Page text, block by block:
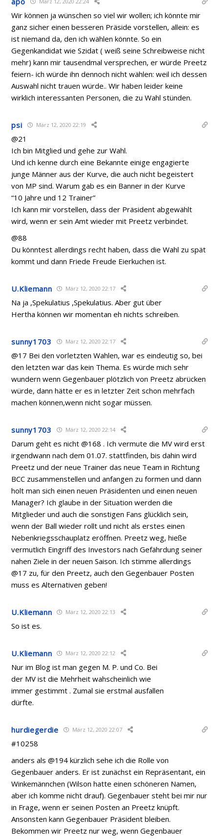
Wir können ja wünschen so viel wir wollen; ich könnte mir
ganz sicher einen besseren Präside vorstellen, allein: es
ist niemand da, den ich wählen könnte. So ein
Gegenkandidat wie Szidat ( weiß seine Schreibweise nicht
mehr) kann mir tausendmal versprechen, er würde Preetz
feiern- ich würde ihn dennoch nicht wählen: weil ich dessen
Auswahl nicht trauen würde.. Wir haben leider keine
wirklich interessanten Personen, die zu Wahl stünden.
psi März 12, 2020 22:19
@21
Ich bin Mitglied und gehe zur Wahl.
Und ich kenne durch eine Bekannte einige engagierte
junge Männer aus der Kurve, die auch nicht begeistert
von MP sind. Warum gab es ein Banner in der Kurve
“10 Jahre und 12 Trainer”
Ich kann mir vorstellen, dass der Präsident abgewählt
wird, wenn er sein Amt wieder mit Preetz verbindet.
@88
Du könntest allerdings recht haben, dass die Wahl zu spät
kommt und dann Friede Freude Eierkuchen ist.
U.Kliemann März 12, 2020 22:17
Na ja ,Spekulatius ,Spekulatius. Aber gut über
Hertha können wir momentan eh nichts schreiben.
sunny1703 März 12, 2020 22:17
@17 Bei den vorletzten Wahlen, war es eindeutig so, bei
den letzten war das kein Thema. Es würde mich sehr
wundern wenn Gegenbauer plötzlich von Preetz abrücken
würde, dann hätte er es in letzter Zeit schon mehrfach
machen können,wenn nicht sogar müssen.
sunny1703 März 12, 2020 22:14
Darum geht es nicht @168 . Ich vermute die MV wird erst
irgendwann nach dem 01.07. stattfinden, bis dahin wird
Preetz und der neue Trainer das neue Team in Richtung
BCC zusammenstellen und anfangen zu formen und dann
holt man sich einen neuen Präsidenten und einen neuen
Manager? Ich glaube in der Situation werden die
Mitglieder und auch die sonstigen Fans glücklich sein,
wenn der Ball wieder rollt und nicht als erstes einen
Nebenkriegsschauplatz eröffnen. Preetz weg, hieße
vermutlich Eingriff des Investors nach Gefährdung seiner
nahen Ziele in der neuen Saison. Ich stimme allerdings
@17 zu, für den Preetz, auch den Gegenbauer Posten
muss es Alternativen geben!
U.Kliemann März 12, 2020 22:13
So ist es.
U.Kliemann März 12, 2020 22:12
Nur im Blog ist man gegen M. P. und Co. Bei
der MV ist die Mehrheit wahscheinlich wie
immer gestimmt . Zumal sie erstmal ausfallen
dürfte.
hurdiegerdie März 12, 2020 22:07
#10258
anders als @194 kürzlich sehe ich die Rolle von
Gegenbauer anders. Er ist zunächst ein Repräsentant, ein
Winkemännchen (Wilson hatte einen schöneren Namen,
aber ich komme nicht drauf). Gegenbauer steht bei mir nur
in Frage, wenn er seinen Posten an Preetz knüpft.
Ansonsten kann Gegenbauer Präsident bleiben.
Bekommen wir Preetz nur weg, wenn Gegenbauer